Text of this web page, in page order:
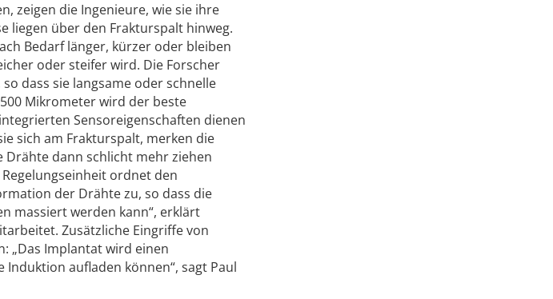
zeigen die Ingenieure, wie sie ihre
liegen über den Frakturspalt hinweg.
Bedarf länger, kürzer oder bleiben
oder steifer wird. Die Forscher
dass sie langsame oder schnelle
Mikrometer wird der beste
Sensoreigenschaften dienen
sich am Frakturspalt, merken die
Drähte dann schlicht mehr ziehen
ordnet den
der Drähte zu, so dass die
massiert werden kann“, erklärt
Zusätzliche Eingriffe von
„Das Implantat wird einen
aufladen können“, sagt Paul